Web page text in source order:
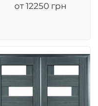
от 12250 грн